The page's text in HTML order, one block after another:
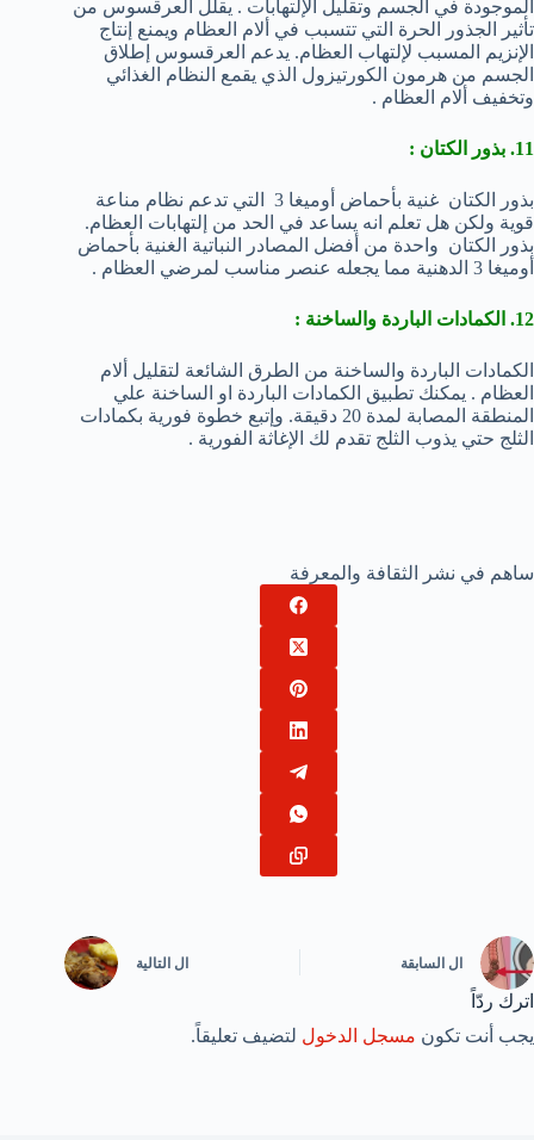
الموجودة في الجسم وتقليل الإلتهابات . يقلل العرقسوس من
تأثير الجذور الحرة التي تتسبب في ألام العظام ويمنع إنتاج
الإنزيم المسبب لإلتهاب العظام. يدعم العرقسوس إطلاق
الجسم من هرمون الكورتيزول الذي يقمع النظام الغذائي
وتخفيف ألام العظام .
11. بذور الكتان :
بذور الكتان غنية بأحماض أوميغا 3 التي تدعم نظام مناعة
قوية ولكن هل تعلم انه يساعد في الحد من إلتهابات العظام.
بذور الكتان واحدة من أفضل المصادر النباتية الغنية بأحماض
أوميغا 3 الدهنية مما يجعله عنصر مناسب لمرضي العظام .
12. الكمادات الباردة والساخنة :
الكمادات الباردة والساخنة من الطرق الشائعة لتقليل ألام
العظام . يمكنك تطبيق الكمادات الباردة او الساخنة علي
المنطقة المصابة لمدة 20 دقيقة. وإتبع خطوة فورية بكمادات
الثلج حتي يذوب الثلج تقدم لك الإغاثة الفورية .
ساهم في نشر الثقافة والمعرفة
ال السابقة ال التالية
اترك ردّاً
يجب أنت تكون مسجل الدخول لتضيف تعليقاً.